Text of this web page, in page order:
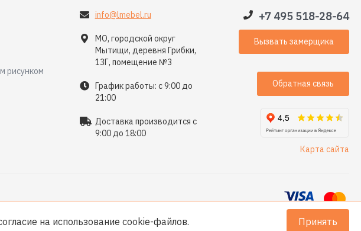
рисунком
info@lmebel.ru
МО, городской округ
Мытищи, деревня Грибки,
13Г, помещение №3
График работы: с 9:00 до
21:00
Доставка производится с
9:00 до 18:00
+7 495 518-28-64
Вызвать замерщика
Обратная связь
Карта сайта
на использование cookie-файлов. Принять